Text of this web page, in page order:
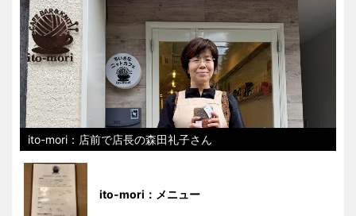
ito-mori：店前で店長の森田礼子さん
ito-mori：メニュー